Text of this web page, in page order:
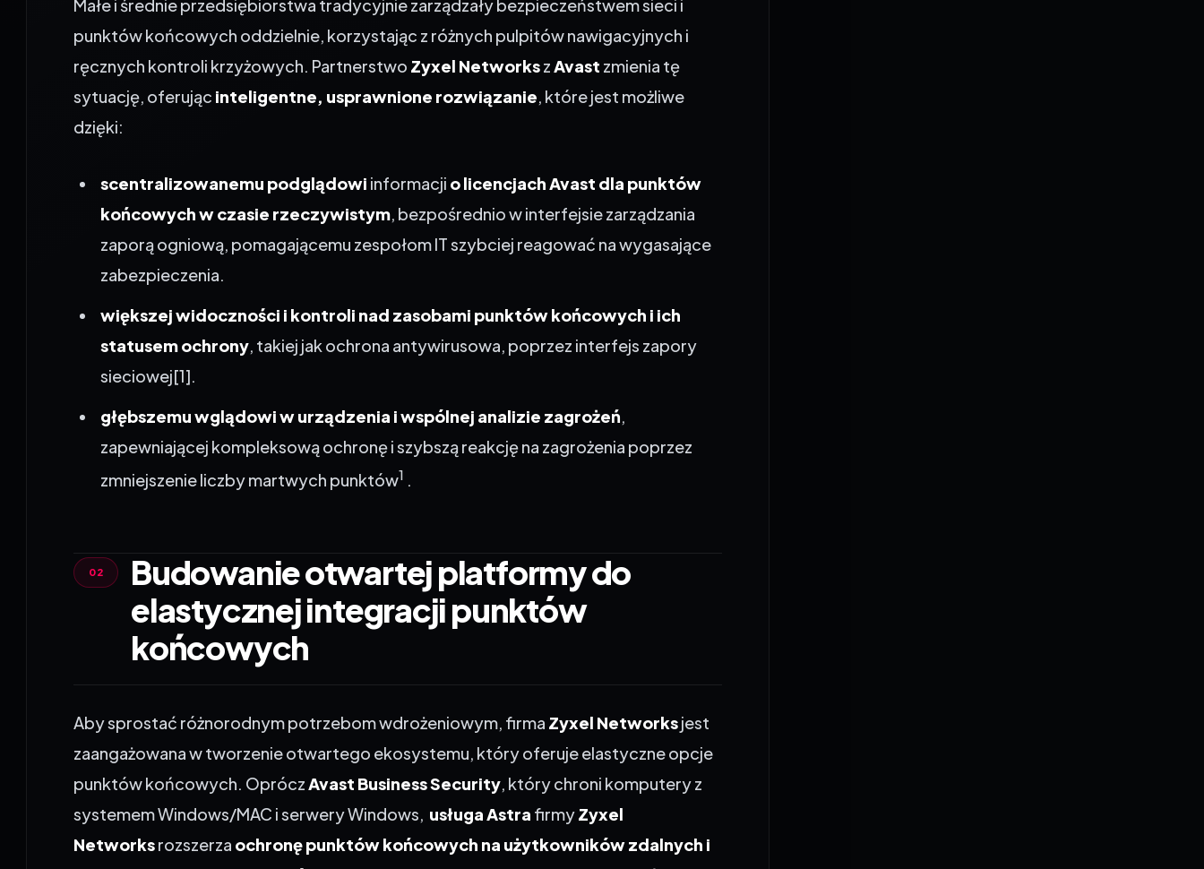
punktów końcowych oddzielnie, korzystając z różnych pulpitów nawigacyjnych i
ręcznych kontroli krzyżowych. PartnerstwoZyxel NetworkszAvastzmienia tę
sytuację, oferującinteligentne, usprawnione rozwiązanie, które jest możliwe
dzięki:
końcowych w czasie rzeczywistym,bezpośrednio w interfejsie zarządzania
zaporą ogniową, pomagającemu zespołom IT szybciej reagować na wygasające
zabezpieczenia.
większej widoczności i kontroli nad zasobami punktów końcowych i ich
statusem ochrony, takiej jak ochrona antywirusowa,poprzez interfejs zapory
sieciowej[1].
głębszemu wglądowi w urządzenia i wspólnej analizie zagrożeń
zapewniającej kompleksową ochronę i szybszą reakcję na zagrożenia poprzez
zmniejszenie liczby martwych punktów1.
elastycznej integracji punktów
końcowych
zaangażowana w tworzenie otwartego ekosystemu, który oferuje elastyczne opcje
punktów końcowych. OpróczAvast Business Security, który chroni komputeryz
systemem Windows/MACi serwery Windows,usługa AstrafirmyZyxel
Networks rozszerzaochronę punktów końcowych na użytkowników zdalnych i
mobilnych w hybrydowych środowiskach pracy. Firma planuje rozszerzyć